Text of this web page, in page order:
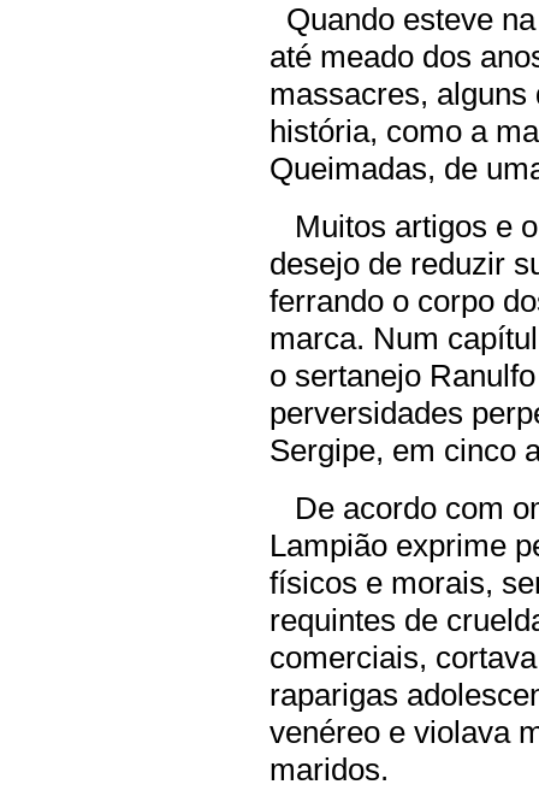
Quando esteve
até meado dos
massacres,
história, como a
Queimadas, de
Muitos artigos e
desejo de reduzir
ferrando o corpo
marca. Num
o sertanejo
perversidades
Sergipe, em cinco
De acordo com
Lampião exprime
físicos e morais,
requintes de
comerciais,
raparigas
venéreo e violava
maridos.